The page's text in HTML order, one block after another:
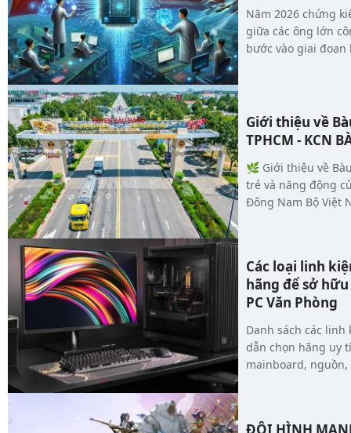
Năm 2026 chứng
giữa các ông lớn
bước vào giai
cạnh tranh công
hình tương lai của
Giới thiệu về
TPHCM - KCN
🌿 Giới thiệu về Bàu Bàng Bàu Bàng
trẻ và năng động
Đông Nam Bộ Việt
Các loại linh
hãng để sở
PC Văn Phòng
Danh sách các linh
dẫn chọn hãng uy
mainboard, nguồn,